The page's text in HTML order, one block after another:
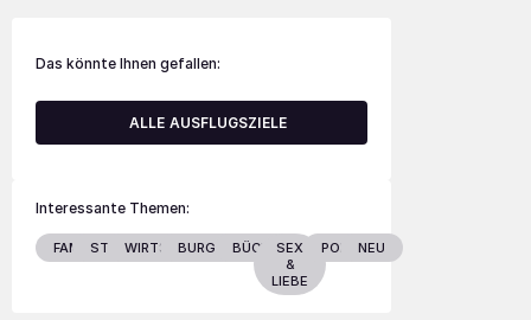
Das könnte Ihnen gefallen:
ALLE AUSFLUGSZIELE
Interessante Themen:
FAMILIESTARSWIRTSCHAFTBURGENLANDBÜCHERSEX
&
LIEBE
POLITIKNEU